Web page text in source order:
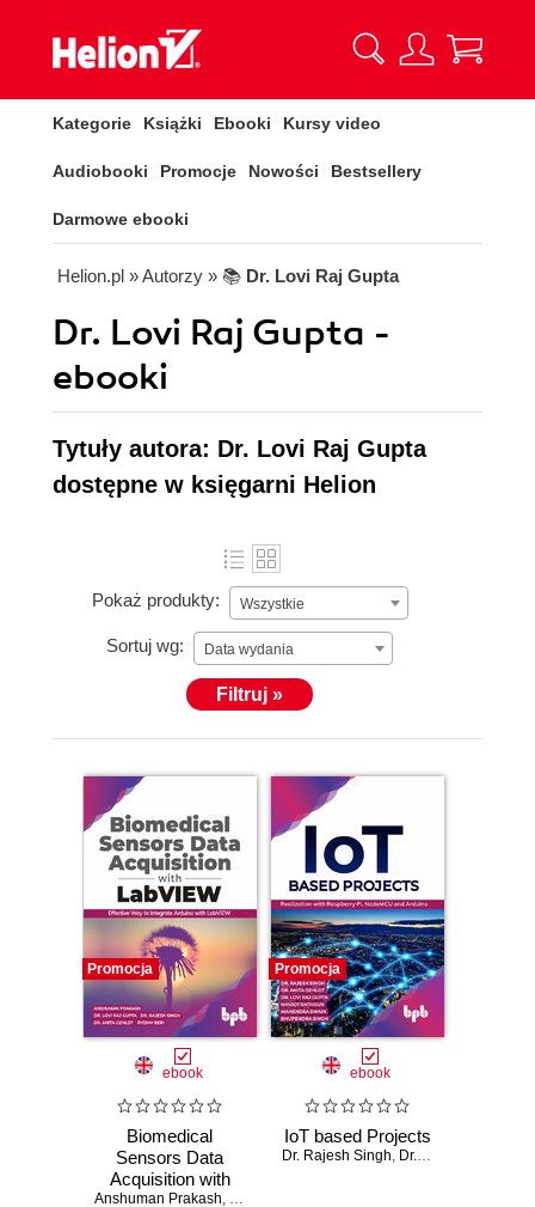
Kategorie Książki Ebooki Kursy video
Audiobooki Promocje Nowości Bestsellery
Darmowe ebooki
Helion.pl » Autorzy » 📚 Dr. Lovi Raj Gupta
Dr. Lovi Raj Gupta -
ebooki
Tytuły autora: Dr. Lovi Raj Gupta
dostępne w księgarni Helion
Pokaż produkty: Wszystkie
Sortuj wg: Data wydania
Filtruj »
Promocja
ebook
Biomedical
Sensors Data
Acquisition with
LabVIEW
Anshuman Prakash, Dr. Lovi Raj Gupta
Promocja
ebook
IoT based Projects
Dr. Rajesh Singh, Dr. Anita Gehlot